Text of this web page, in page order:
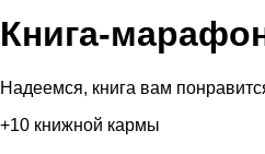
Книга-
Надеемся, книга вам
+10 книжной кармы